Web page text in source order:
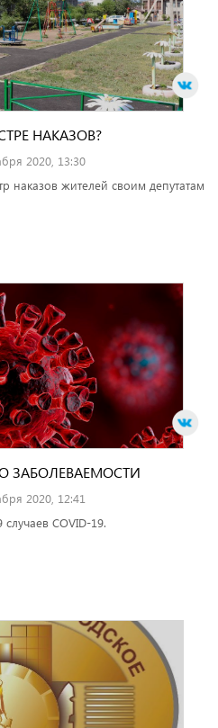
НАКАЗОВ?
2020, 13:30
наказов жителей своим депутатам
ЗАБОЛЕВАЕМОСТИ
2020, 12:41
COVID-19.